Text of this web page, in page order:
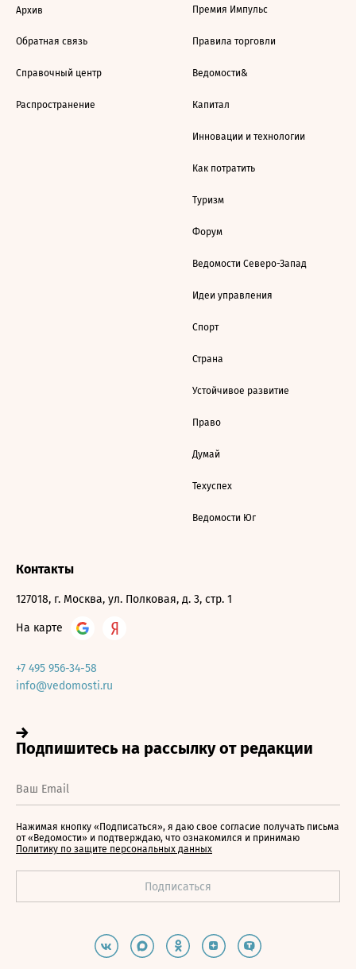
Архив
Обратная связь
Справочный центр
Распространение
Премия Импульс
Правила торговли
Ведомости&
Капитал
Инновации и технологии
Как потратить
Туризм
Форум
Ведомости Северо-Запад
Идеи управления
Спорт
Страна
Устойчивое развитие
Право
Думай
Техуспех
Ведомости Юг
Контакты
127018, г. Москва, ул. Полковая, д. 3, стр. 1
На карте
+7 495 956-34-58
info@vedomosti.ru
Нажимая кнопку «Подписаться», я даю свое согласие получать письма
от «Ведомости» и подтверждаю, что ознакомился и принимаю
Политику по защите персональных данных